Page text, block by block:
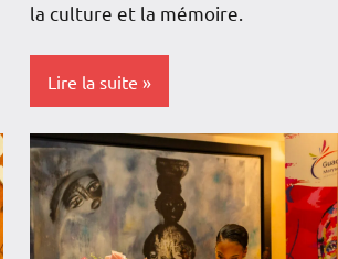
la culture et la mémoire.
Lire la suite
Antilles-
Guyane
Blog